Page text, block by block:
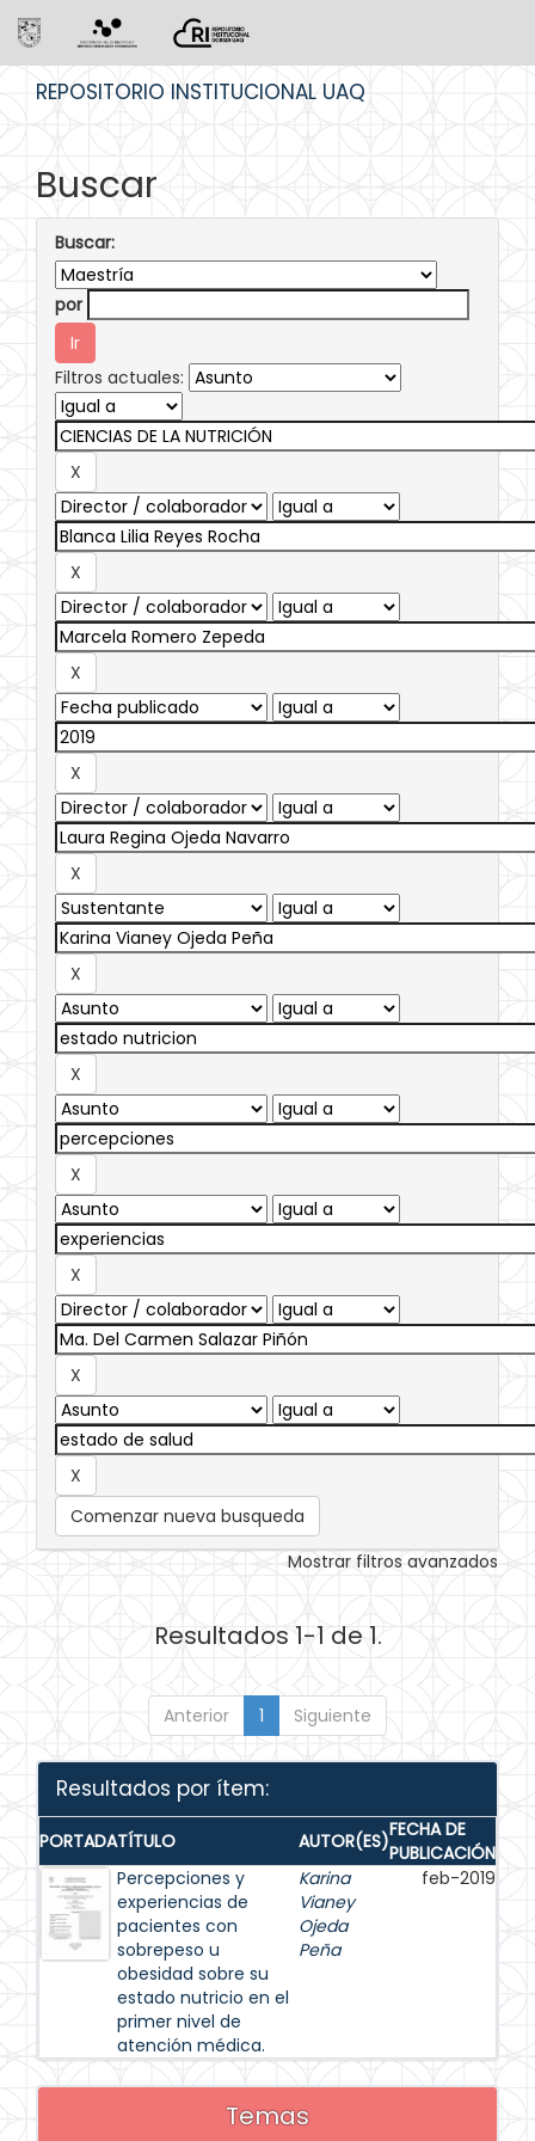
REPOSITORIO INSTITUCIONAL UAQ
Buscar
Buscar:
por
Filtros actuales:
Comenzar nueva busqueda
Mostrar filtros avanzados
Resultados 1-1 de 1.
Anterior 1 Siguiente
Resultados por ítem:
PORTADATÍTULO AUTOR(ES)FECHA DE
PUBLICACIÓN
Percepciones y
experiencias de
pacientes con
sobrepeso u
obesidad sobre su
estado nutricio en el
primer nivel de
atención médica.
Karina
Vianey
Ojeda
Peña
feb-2019
Temas